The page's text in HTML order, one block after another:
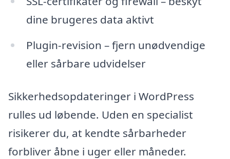
dine brugeres data aktivt
Plugin-revision – fjern unødvendige
eller sårbare udvidelser
Sikkerhedsopdateringer i WordPress
rulles ud løbende. Uden en specialist
risikerer du, at kendte sårbarheder
forbliver åbne i uger eller måneder.